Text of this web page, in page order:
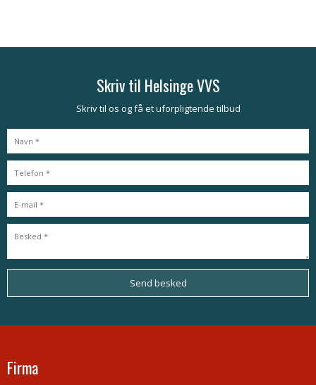
Skriv til Helsinge VVS
Skriv til os og få et uforpligtende tilbud​
Firma